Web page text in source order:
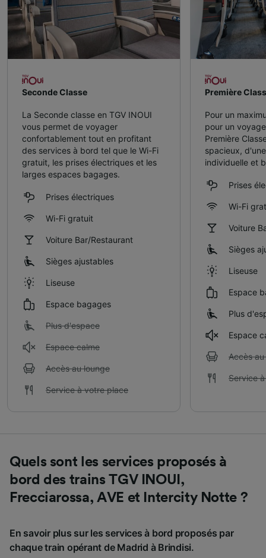
Seconde Classe
La Seconde classe en TGV INOUI
vous permet de voyager
confortablement tout en profitant
des services à bord tel que le Wi-Fi
gratuit, les prises électriques et les
larges espaces bagages.
Prises électriques
Wi-Fi gratuit
Voiture Bar/Restaurant
Sièges ajustables
Liseuse
Espace bagages
Plus d'espace
Espace calme
Accès au lounge
Service à votre place
Première
Pour un
pour un
Première
spacieux,
individuelle et
Prises
Wi-Fi
Voiture
Sièges
Liseuse
Espace
Plus
Espace
Accès
Service
Quels sont les services proposés à
bord des trains TGV INOUI,
Frecciarossa, AVE et Intercity Notte ?
En savoir plus sur les services à bord proposés par
chaque train opérant de Madrid à Brindisi.